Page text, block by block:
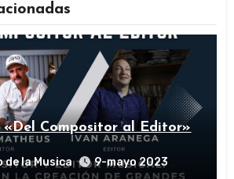
«Del Compositor al Editor»
de la Musica 9-mayo 2023